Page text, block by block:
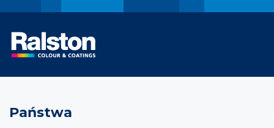
Państwa